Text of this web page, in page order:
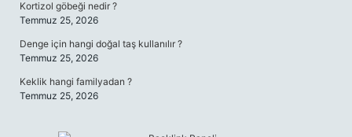
Kortizol göbeği nedir ?
Temmuz 25, 2026
Denge için hangi doğal taş kullanılır ?
Temmuz 25, 2026
Keklik hangi familyadan ?
Temmuz 25, 2026